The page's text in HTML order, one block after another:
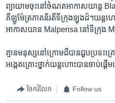
ព្យាយាម​ចុះ​នៅ​ចំណត​អាកាសយាន្ត
គីឡូម៉ែត្រ​ភាគ​និរតី​ទីក្រុង​ឡុងដ៍។យន្ត
អាកាស​យាន Malpensa ​នៅ​ទីក្រុង
គ្មាន​មនុស្ស​នៅ​ក្រោម​ដី​បាន​ជួ​ប​ប្រទះ​គ្
អង្កេត​គ្រោះ​ថ្នាក់​យន្តហោះ​បាន​ចាប់​ផ្តើម​
ចែករំលែក Follow us